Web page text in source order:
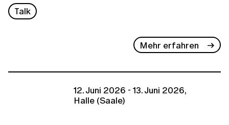
Talk
Mehr erfahren
12. Juni 2026 - 13. Juni 2026,
Halle (Saale)